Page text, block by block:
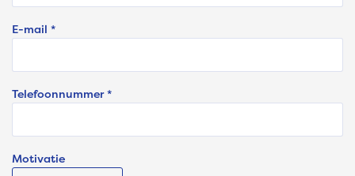
E-mail *
Telefoonnummer *
Motivatie